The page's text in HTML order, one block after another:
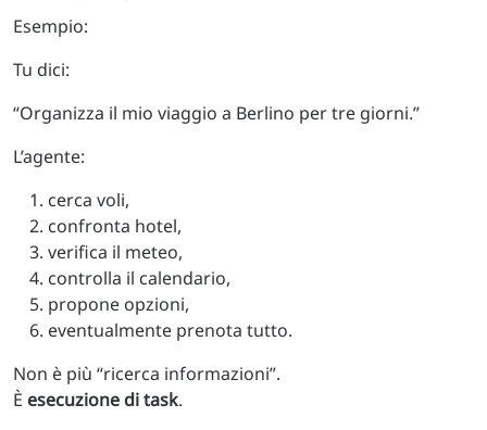
Esempio:
Tu dici:
“Organizza il mio viaggio a Berlino per tre giorni.”
L’agente:
cerca voli,
confronta hotel,
verifica il meteo,
controlla il calendario,
propone opzioni,
eventualmente prenota tutto.
Non è più “ricerca informazioni”.
È esecuzione di task.